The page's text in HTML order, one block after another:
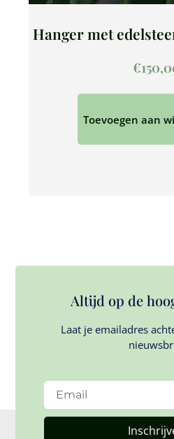
Hanger met
€
Toevoegen aan
Altijd op de
Laat je emailadres